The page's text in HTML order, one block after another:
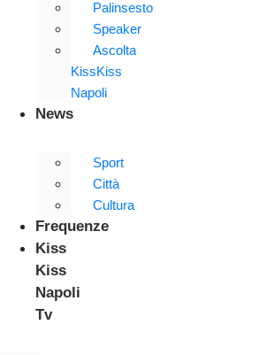
Palinsesto
Speaker
Ascolta
KissKiss
Napoli
News
Sport
Città
Cultura
Frequenze
Kiss
Kiss
Napoli
Tv